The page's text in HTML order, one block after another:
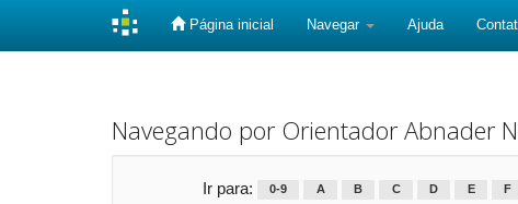
Página inicial Navegar Ajuda
Navegando por Orientador Abnader
Ir para: 0-9 A B C D E F